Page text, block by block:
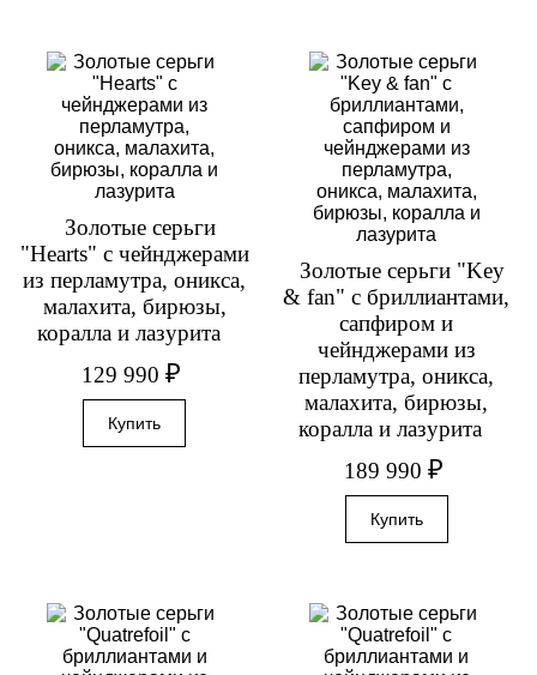
Золотые серьги
"Hearts" с чейнджерами
из перламутра, оникса,
малахита, бирюзы,
коралла и лазурита
129 990₽
Золотые серьги "Key
& fan" с бриллиантами,
сапфиром и
чейнджерами из
перламутра, оникса,
малахита, бирюзы,
коралла и лазурита
189 990 ₽